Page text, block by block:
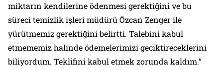
miktarın kendilerine ödenmesi gerektiğini ve bu
süreci temizlik işleri müdürü Özcan Zenger ile
yürütmemiz gerektiğini belirtti. Talebini kabul
etmememiz halinde ödemelerimizi geciktireceklerini
biliyordum. Teklifini kabul etmek zorunda kaldım.”